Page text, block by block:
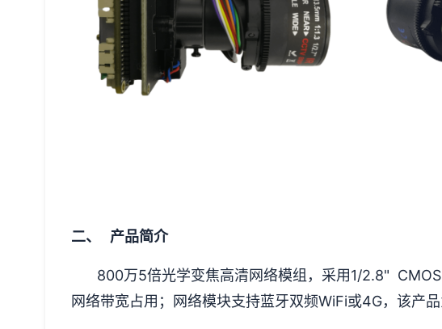
二、 产品简介
800万5倍光学变焦高清网络模组，采用1/2.8"
网络带宽占用；网络模块支持蓝牙双频WiFi或4G，该产